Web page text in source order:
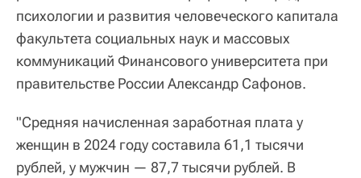
психологии и развития человеческого капитала
факультета социальных наук и массовых
коммуникаций Финансового университета при
правительстве России Александр Сафонов.
"Средняя начисленная заработная плата у
женщин в 2024 году составила 61,1 тысячи
рублей, у мужчин — 87,7 тысячи рублей. В